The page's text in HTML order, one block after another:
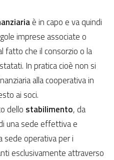
è in capo e va quindi
imprese associate o
fatto che il consorzio o la
In pratica cioè non si
alla cooperativa in
ai soci.
dello stabilimento, da
una sede effettiva e
sede operativa per i
esclusivamente attraverso